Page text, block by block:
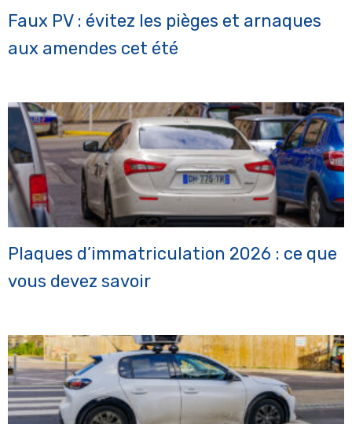
Faux PV : évitez les pièges et arnaques
aux amendes cet été
Plaques d’immatriculation 2026 : ce que
vous devez savoir